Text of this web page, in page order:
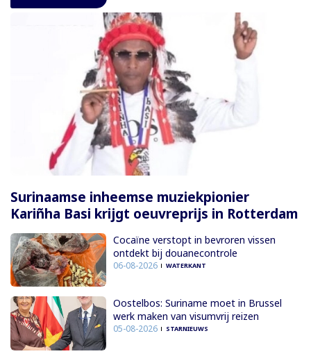
Surinaamse inheemse muziekpionier
Kariñha Basi krijgt oeuvreprijs in Rotterdam
Cocaïne verstopt in bevroren vissen
ontdekt bij douanecontrole
06-08-2026 WATERKANT
Oostelbos: Suriname moet in Brussel
werk maken van visumvrij reizen
05-08-2026 STARNIEUWS